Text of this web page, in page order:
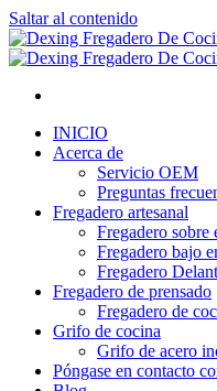
Saltar al contenido
INICIO
Acerca de
Servicio OEM
Preguntas
Fregadero artesanal
Fregadero sobre
Fregadero bajo
Fregadero
Fregadero de prensado
Fregadero de
Grifo de cocina
Grifo de acero
Póngase en contacto